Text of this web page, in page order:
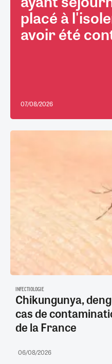
placé à
avoir été
07/08/2026
INFECTIOLOGIE
Chikungunya,
cas de
de la France
06/08/2026